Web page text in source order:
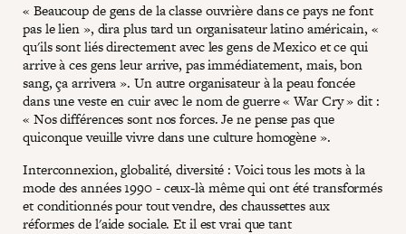
« Beaucoup de gens de la classe ouvrière dans ce pays ne font
pas le lien », dira plus tard un organisateur latino américain, «
qu'ils sont liés directement avec les gens de Mexico et ce qui
arrive à ces gens leur arrive, pas immédiatement, mais, bon
sang, ça arrivera ». Un autre organisateur à la peau foncée
dans une veste en cuir avec le nom de guerre « War Cry » dit :
« Nos différences sont nos forces. Je ne pense pas que
quiconque veuille vivre dans une culture homogène ».
Interconnexion, globalité, diversité : Voici tous les mots à la
mode des années 1990 - ceux-là même qui ont été transformés
et conditionnés pour tout vendre, des chaussettes aux
réformes de l'aide sociale. Et il est vrai que tant